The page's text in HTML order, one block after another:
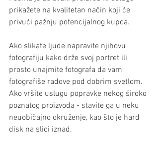
prikažete na kvalitetan način koji će
privući pažnju potencijalnog kupca.
Ako slikate ljude napravite njihovu
fotografiju kako drže svoj portret ili
prosto unajmite fotografa da vam
fotografiše radove pod dobrim svetlom.
Ako vršite uslugu popravke nekog široko
poznatog proizvoda - stavite ga u neku
neuobičajno okruženje, kao što je hard
disk na slici iznad.